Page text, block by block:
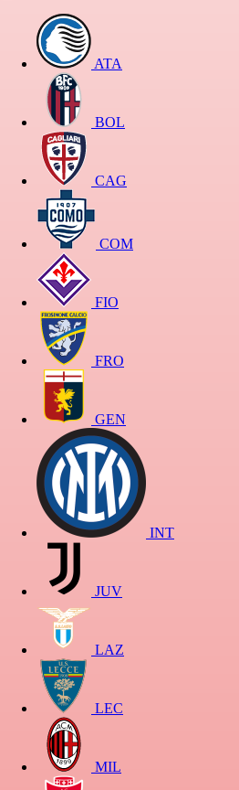
ATA
BOL
CAG
COM
FIO
FRO
GEN
INT
JUV
LAZ
LEC
MIL